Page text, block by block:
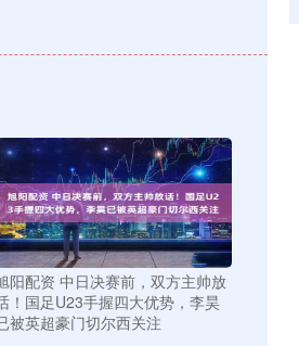
阳配资 中日决赛前，双方主帅放
！国足U23手握四大优势，李昊
被英超豪门切尔西关注